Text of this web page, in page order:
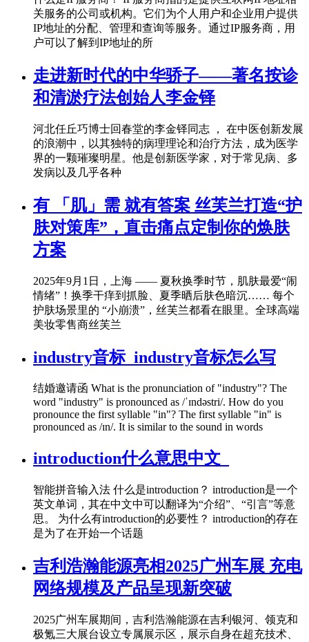
关服务的公司或机构。它们为个人用户和企业用户提供
IP地址的分配、管理和查询等服务。通过IP服务商，用
户可以了解到IP地址的所
走进新时代的中华骄子——著名按诊
和清淤疗法创始人李金铎
河北任丘巧博士回春堂的李金铎同志 ， 在中医创新发展
的浪潮中，以其独特的病理理论和治疗方法，成为医学
界的一颗璀璨明星。他是创新医学家，对于常见病、多
发病以及几乎各种
有 「肌」需 就有答案 丝芙兰打造“护
肤对策库”，直击痛点定制你的焕肤
方案
2025年9月1日，上海 —— 夏秋换季时节，肌肤最爱“闹
情绪”！换季干痒到抓脸、夏季晒后肤色暗沉…… 每个
护肤场景里的 “小崩溃”，丝芙兰都看在眼里。全球高端
美妆零售商丝芙兰
industry音标_industry音标怎么写
结婚邀请函 What is the pronunciation of "industry"? The
word "industry" is pronounced as /ˈɪndəstri/. How do you
pronounce the first syllable "in"? The first syllable "in" is
pronounced as /ɪn/. It is similar to the sound in words
introduction什么意思中文_
智能拼音输入法 什么是introduction？ introduction是一个
英文单词，其在中文中可以翻译为“介绍”、“引言”等意
思。 为什么有introduction的必要性？ introduction的存在
是为了在开始一个话题
吉利浩瀚能源亮相2025广州车展 充电
网络规模及产品呈现新突破
2025广州车展期间，吉利浩瀚能源在吉利银河、领克和
极氪三大展台设立专属展示区，展示自身在超充技术、